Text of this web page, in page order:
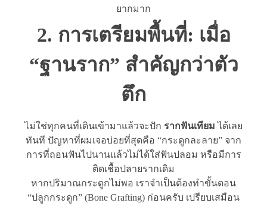
ยากมาก
2. การเตรียมพื้นที่: เมื่อ
“ฐานราก” สำคัญกว่าตัว
ตึก
ไม่ใช่ทุกคนที่เดินเข้ามาแล้วจะปัก รากฟันเทียม ได้เลย
ทันที ปัญหาที่ผมเจอบ่อยที่สุดคือ “กระดูกละลาย” จาก
การที่ถอนฟันไปนานแล้วไม่ได้ใส่ฟันปลอม หรือมีการ
ติดเชื้อปลายรากเดิม
หากปริมาณกระดูกไม่พอ เราจำเป็นต้องทำขั้นตอน
“ปลูกกระดูก” (Bone Grafting) ก่อนครับ เปรียบเสมือน